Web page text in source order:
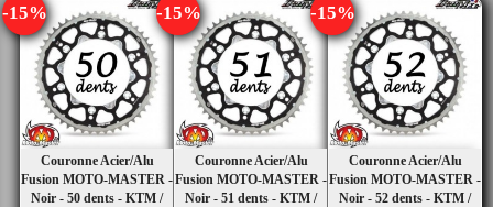
Couronne Acier/Alu
Fusion MOTO-MASTER -
Noir - 50 dents - KTM /
-15%
Couronne Acier/Alu
Fusion MOTO-MASTER -
Noir - 51 dents - KTM /
-15%
Couronne Acier/Alu
Fusion MOTO-MASTER -
Noir - 52 dents - KTM /
-15%